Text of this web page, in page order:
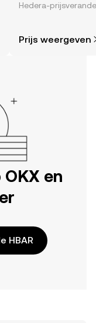
Hedera-
Prijs weergeven
en
HBAR